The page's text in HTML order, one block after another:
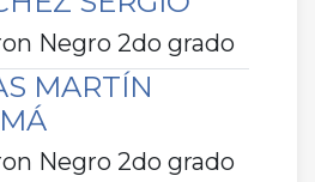
Negro 2do grado
MARTÍN
Negro 2do grado